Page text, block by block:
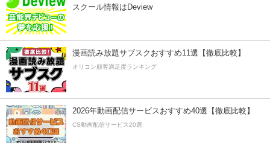
スクール情報はDeview
漫画読み放題サブスクおすすめ11選【徹底比較】
オリコン顧客満足度ランキング
2026年動画配信サービスおすすめ40選【徹底比較】
CS動画配信サービス20選